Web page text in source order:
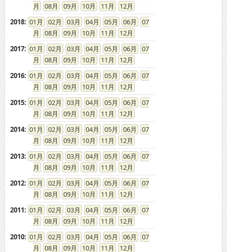
08
09 10 11
12
2018: 01 02 03 04 05 06
07
08
09 10 11
12
2017: 01 02 03 04 05 06
07
08
09 10 11
12
2016: 01 02 03 04 05 06
07
08
09 10 11
12
2015: 01 02 03 04 05 06
07
08
09 10 11
12
2014: 01 02 03 04 05 06
07
08
09 10 11
12
2013: 01 02 03 04 05 06
07
08
09 10 11
12
2012: 01 02 03 04 05 06
07
08
09 10 11
12
2011: 01 02 03 04 05 06
07
08
09 10 11
12
2010: 01 02 03 04 05 06
07
08
09 10 11
12